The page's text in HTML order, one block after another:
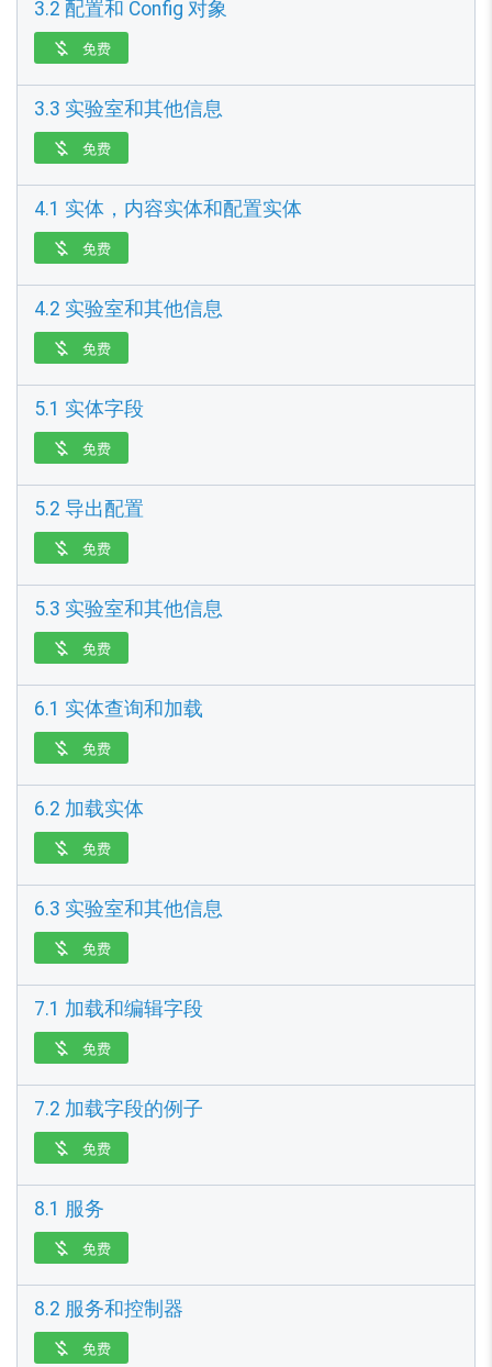
3.2 配置和 Config 对象
 免费
3.3 实验室和其他信息
 免费
4.1 实体，内容实体和配置实体
 免费
4.2 实验室和其他信息
 免费
5.1 实体字段
 免费
5.2 导出配置
 免费
5.3 实验室和其他信息
 免费
6.1 实体查询和加载
 免费
6.2 加载实体
 免费
6.3 实验室和其他信息
 免费
7.1 加载和编辑字段
 免费
7.2 加载字段的例子
 免费
8.1 服务
 免费
8.2 服务和控制器
 免费